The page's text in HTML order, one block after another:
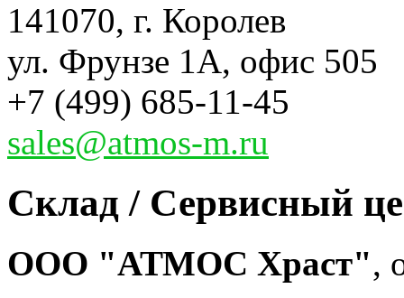
141070, г. Королев
ул. Фрунзе 1А, офис 505
+7 (499) 685-11-45
sales@atmos-m.ru
Склад / Сервисный
ООО "АТМОС Храст",